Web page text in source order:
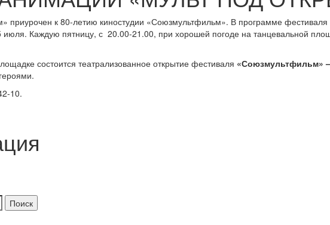
приурочен к 80-летию киностудии «Союзмультфильм». В программе
июля. Каждую пятницу, с 20.00-21.00, при хорошей погоде на танцевальной
состоится театрализованное открытие фестиваля «Союзмультфильм»
10.